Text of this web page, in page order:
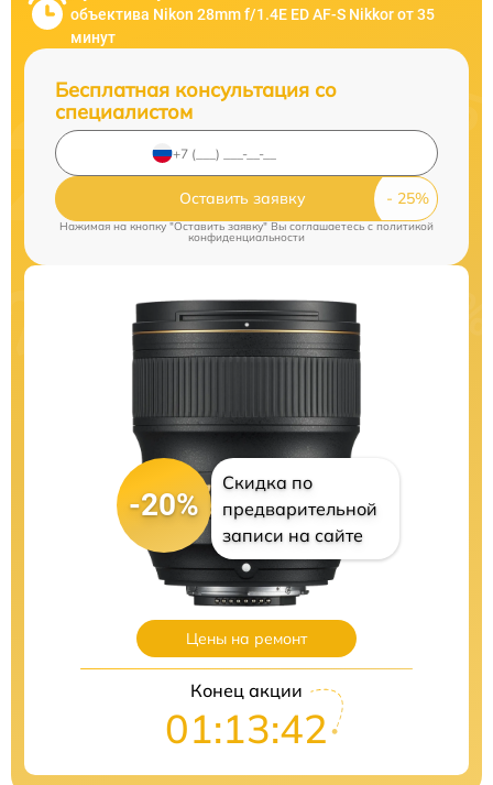
объектива Nikon 28mm f/1.4E ED AF-S Nikkor от 35
минут
Бесплатная консультация со
специалистом
Оставить заявку
Нажимая на кнопку "Оставить заявку" Вы соглашаетесь cполитикой
конфиденциальности
-20%
Скидка по
предварительной
записи на сайте
Цены на ремонт
Конец акции
01:13:41